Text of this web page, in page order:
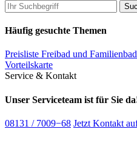
Häufig gesuchte Themen
Preisliste Freibad und Familienbad
Vorteilskarte
Service & Kontakt
Unser Serviceteam ist für Sie
08131 / 7009−68 Jetzt Kontakt